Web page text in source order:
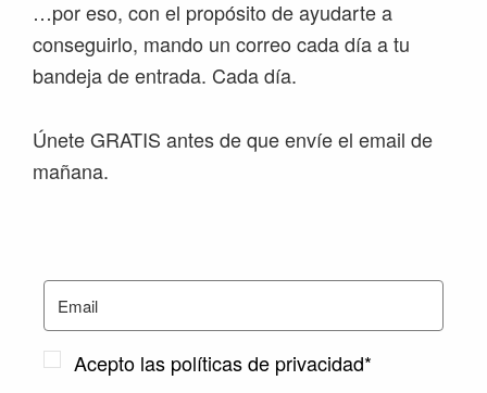
…por eso, con el propósito de ayudarte a
conseguirlo, mando un correo cada día a tu
bandeja de entrada. Cada día.
Únete GRATIS antes de que envíe el email de
mañana.
Acepto las políticas de privacidad*